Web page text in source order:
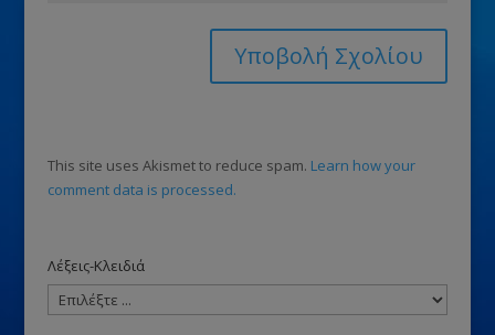
This site uses Akismet to reduce spam. Learn how your
comment data is processed.
Λέξεις-Κλειδιά